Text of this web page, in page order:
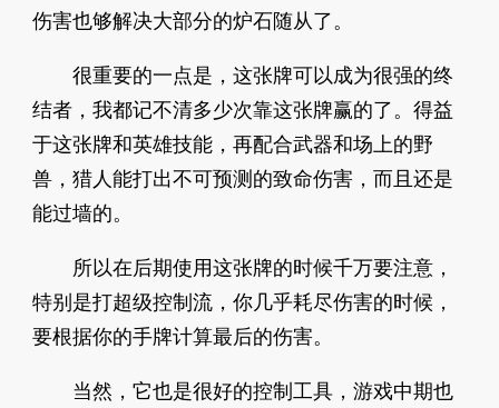
伤害也够解决大部分的炉石随从了。
很重要的一点是，这张牌可以成为很强的终
结者，我都记不清多少次靠这张牌赢的了。得益
于这张牌和英雄技能，再配合武器和场上的野
兽，猎人能打出不可预测的致命伤害，而且还是
能过墙的。
所以在后期使用这张牌的时候千万要注意，
特别是打超级控制流，你几乎耗尽伤害的时候，
要根据你的手牌计算最后的伤害。
当然，它也是很好的控制工具，游戏中期也